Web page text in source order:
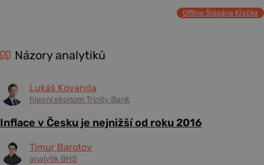
Offline Štěpána Křečka
Názory analytiků
Lukáš Kovanda
hlavní ekonom Trinity Bank
Inflace v Česku je nejnižší od roku 2016
Timur Barotov
analytik BHS